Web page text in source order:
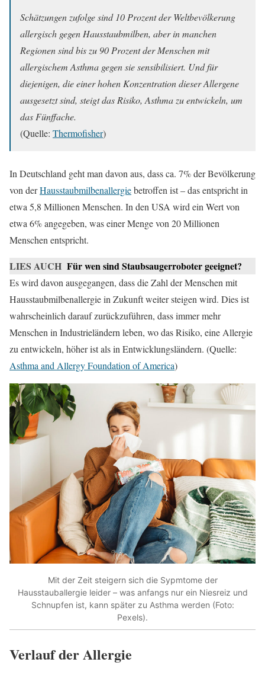
Schätzungen zufolge sind 10 Prozent der Weltbevölkerung
allergisch gegen Hausstaubmilben, aber in manchen
Regionen sind bis zu 90 Prozent der Menschen mit
allergischem Asthma gegen sie sensibilisiert. Und für
diejenigen, die einer hohen Konzentration dieser Allergene
ausgesetzt sind, steigt das Risiko, Asthma zu entwickeln, um
das Fünffache.
(Quelle: Thermofisher)
In Deutschland geht man davon aus, dass ca. 7% der Bevölkerung
von derHausstaubmilbenallergiebetroffen ist – das entspricht in
etwa 5,8 Millionen Menschen. In den USA wird ein Wert von
etwa 6% angegeben, was einer Menge von 20 Millionen
Menschen entspricht.
LIES AUCH Für wen sind Staubsaugerroboter geeignet?
Es wird davon ausgegangen, dass die Zahl der Menschen mit
Hausstaubmilbenallergie in Zukunft weiter steigen wird. Dies ist
wahrscheinlich darauf zurückzuführen, dass immer mehr
Menschen in Industrieländern leben, wo das Risiko, eine Allergie
zu entwickeln, höher ist als in Entwicklungsländern. (Quelle:
Asthma and Allergy Foundation of America)
Mit der Zeit steigern sich die Sypmtome der
Hausstauballergie leider – was anfangs nur ein Niesreiz und
Schnupfen ist, kann später zu Asthma werden (Foto:
Pexels).
Verlauf der Allergie